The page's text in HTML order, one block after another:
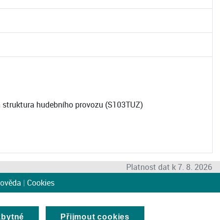
hudebního provozu (S103TUZ)
Platnost dat k 7. 8. 2026
| Cookies
Přijmout cookies